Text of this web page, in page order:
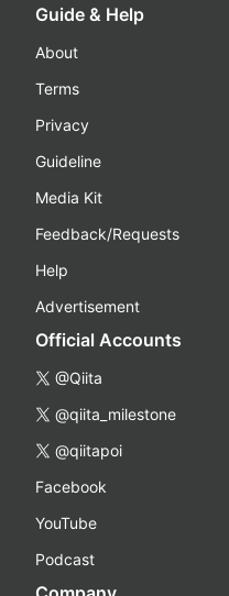
Guide & Help
About
Terms
Privacy
Guideline
Media Kit
Feedback/Requests
Help
Advertisement
Official Accounts
@Qiita
@qiita_milestone
@qiitapoi
Facebook
YouTube
Podcast